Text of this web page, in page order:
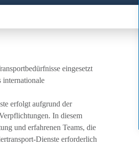
eingesetzt
erfolgt aufgrund der
In diesem
und erfahrenen Teams, die
Dienste erforderlich